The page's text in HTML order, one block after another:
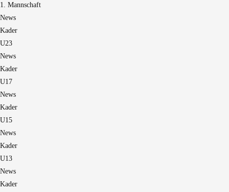
1. Mannschaft
News
Kader
U23
News
Kader
U17
News
Kader
U15
News
Kader
U13
News
Kader